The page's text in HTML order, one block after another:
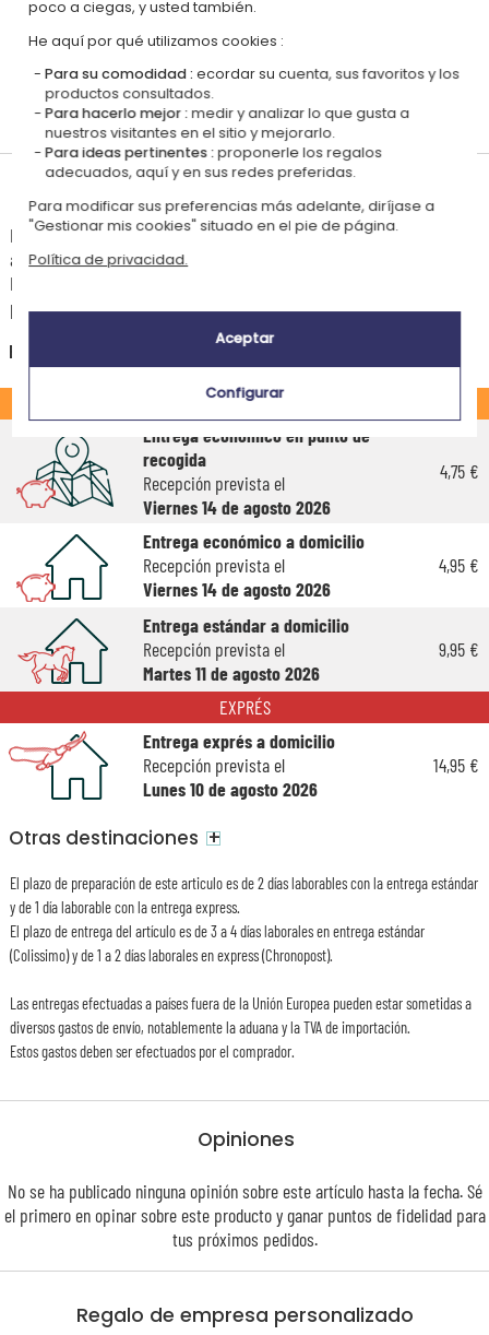
Personalizado
en Francia
Certificado
GOTS
Certificado
OEKO-TEX
EVE Vegan
Opiniones
No se ha publicado ninguna opinión sobre este artículo hasta la fecha. Sé
el primero en opinar sobre este producto y ganar puntos defidelidadpara
tus próximos pedidos.
La estimación de la fecha de recepción y de los gastos de envío de este
articulo están indicados a continuación.
Las fechas estimadas a continuación se aplican para un pedido con
pago en tarjeta bancaria o PayPal.
España
ESTÁNDAR
Entrega económico en punto de
recogida
Recepción prevista el
Viernes 14 de agosto 2026
4,75 €
Entrega económico a domicilio
Recepción prevista el
Viernes 14 de agosto 2026
4,95 €
Entrega estándar a domicilio
Recepción prevista el
Martes 11 de agosto 2026
9,95 €
EXPRÉS
Entrega exprés a domicilio
Recepción prevista el
Lunes 10 de agosto 2026
14,95 €
Otras destinaciones +
El plazo de preparación de este articulo es de 2 días laborables con la entrega estándar
y de 1 día laborable con la entrega express.
El plazo de entrega del artículo es de 3 a 4 días laborales en entrega estándar
(Colissimo) y de 1 a 2 días laborales en express (Chronopost).
Las entregas efectuadas a países fuera de la Unión Europea pueden estar sometidas a
diversos gastos de envío, notablemente la aduana y la TVA de importación.
Estos gastos deben ser efectuados por el comprador.
Regalo de empresa personalizado
poco a ciegas, y usted también.
He aquí por qué utilizamos cookies :
Para su comodidad : ecordar su cuenta, sus favoritos y los
productos consultados.
Para hacerlo mejor :medir y analizar lo que gusta a
nuestros visitantes en el sitio y mejorarlo.
Para ideas pertinentes :proponerle los regalos
adecuados, aquí y en sus redes preferidas.
Para modificar sus preferencias más adelante, diríjase a
"Gestionar mis cookies" situado en el pie de página.
Política de privacidad.
Aceptar
Configurar